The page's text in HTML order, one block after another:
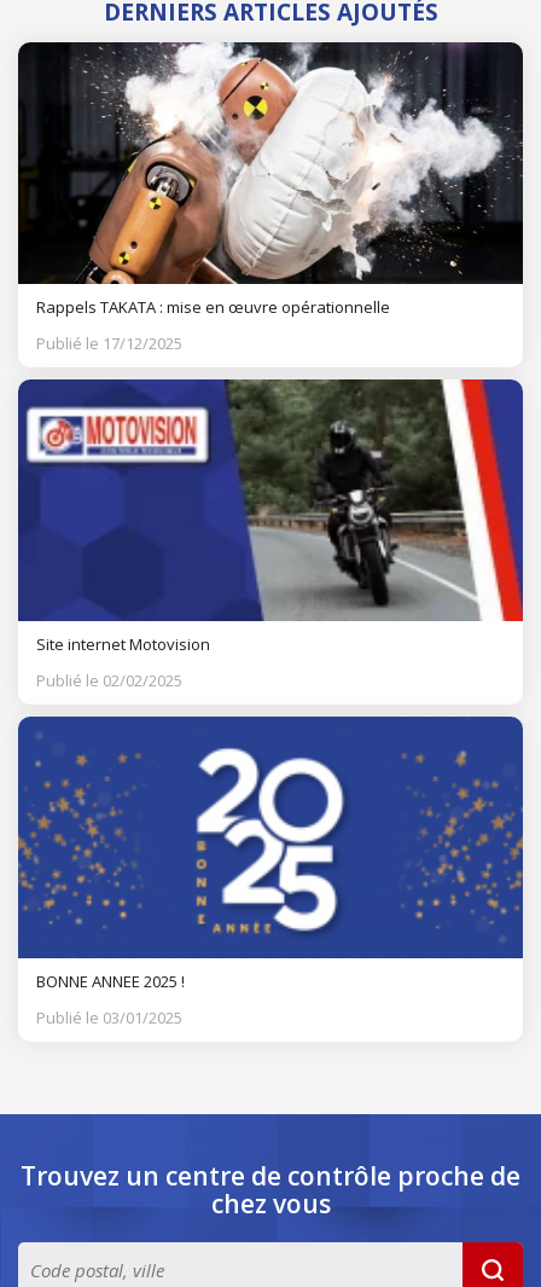
DERNIERS ARTICLES AJOUTÉS
Rappels TAKATA : mise en œuvre opérationnelle
Publié le 17/12/2025
Site internet Motovision
Publié le 02/02/2025
BONNE ANNEE 2025 !
Publié le 03/01/2025
Trouvez un centre de contrôle proche de
chez vous